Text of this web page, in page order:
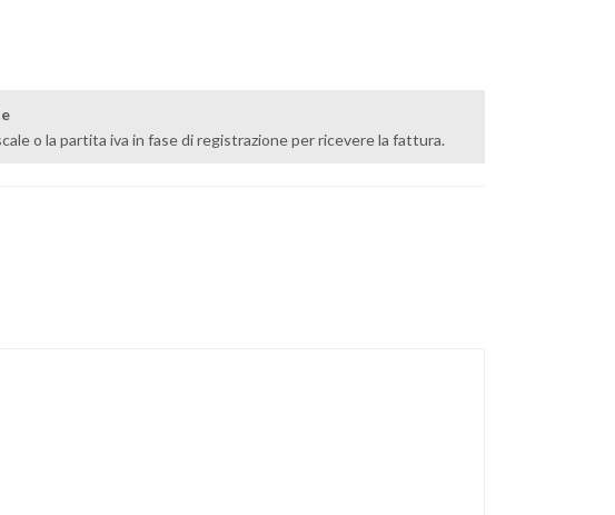
o la partita iva in fase di registrazione per ricevere la fattura.